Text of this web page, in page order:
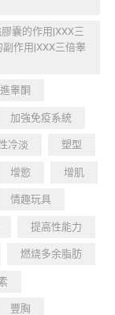
囊的作用|XXX三
作用|XXX三倍睾
睾酮
加強免疫系統
冷淡 塑型
增慾 增肌
情趣玩具
提高性能力
燃烧多余脂肪
豐胸